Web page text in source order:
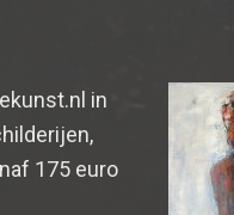
in
175 euro